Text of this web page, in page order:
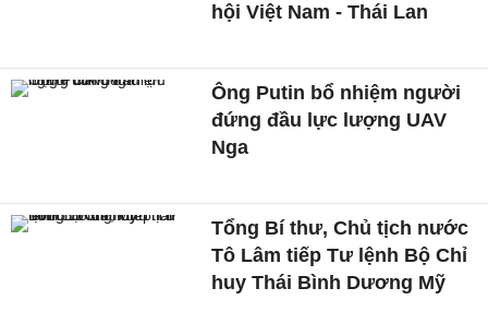
hội Việt Nam - Thái Lan
Ông Putin bổ nhiệm người
đứng đầu lực lượng UAV
Nga
Tổng Bí thư, Chủ tịch nước
Tô Lâm tiếp Tư lệnh Bộ Chỉ
huy Thái Bình Dương Mỹ